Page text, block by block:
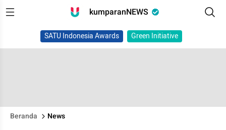
kumparanNEWS
SATU Indonesia Awards Green Initiative
Beranda News